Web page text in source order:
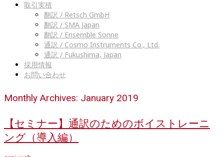
取引実積
翻訳 / Retsch GmbH
翻訳 / SMA Japan
翻訳 / Ensemble Sonne
通訳 / Cosmo Instruments Co., Ltd.
通訳 / Fukushima, Japan
採用情報
お問い合わせ
Monthly Archives: January 2019
【セミナー】通訳のためのボイストレーニ
ング（導入編）